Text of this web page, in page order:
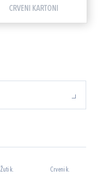
CRVENI KARTONI
Žuti k. Crveni k.